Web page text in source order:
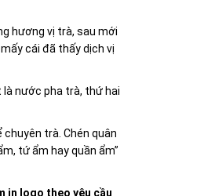
hương vị trà, sau mới
cái đã thấy dịch vị
là nước pha trà, thứ hai
trà. Chén quân
tứ ẩm hay quần ẩm”
in logo theo yêu cầu